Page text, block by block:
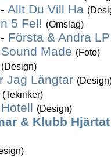
- Allt Du Vill Ha
5 Fel! (Omslag)
- Första & Andra
Made (Foto)
(Design)
Jag Längtar
(Tekniker)
(Design)
& Klubb Hjärtat